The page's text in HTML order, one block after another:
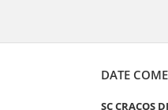
DATE
SC CRACOS